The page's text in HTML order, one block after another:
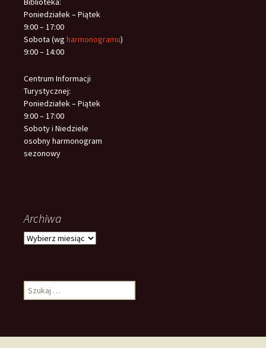
Poniedziałek – Piątek
9:00 – 17:00
Sobota (wg harmonogramu)
9:00 – 14:00
Centrum Informacji
Turystycznej:
Poniedziałek – Piątek
9:00 – 17:00
Soboty i Niedziele
osobny harmonogram
sezonowy
Archiwa
Archiwa
Szukaj: